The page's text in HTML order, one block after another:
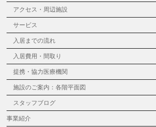
アクセス・周辺施設
サービス
入居までの流れ
入居費用・間取り
提携・協力医療機関
施設のご案内：各階平面図
スタッフブログ
事業紹介